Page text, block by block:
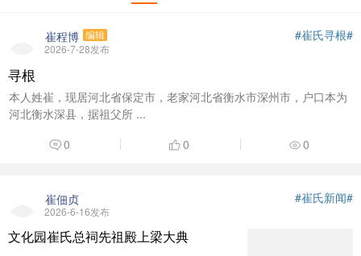
热烈庆祝中华崔氏网建立4周年！
《崔氏发源地——重要更正》
网站招聘
崔程博 编辑
2026-7-28发布
#崔氏寻根#
寻根
本人姓崔，现居河北省保定市，老家河北省衡水市深州市，户口本为
河北衡水深县，据祖父所 ...
0
0 0
崔佃贞
2026-6-16发布
#崔氏新闻#
文化园崔氏总祠先祖殿上梁大典